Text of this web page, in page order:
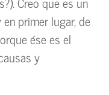
primer lugar, de
ése es el
y